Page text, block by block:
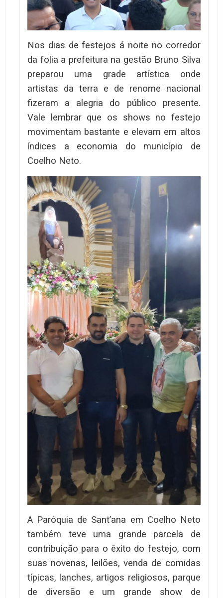
Nos dias de festejos á noite no corredor
da folia a prefeitura na gestão Bruno Silva
preparou uma grade artística onde
artistas da terra e de renome nacional
fizeram a alegria do público presente.
Vale lembrar que os shows no festejo
movimentam bastante e elevam em altos
índices a economia do município de
Coelho Neto.
A Paróquia de Sant’ana em Coelho Neto
também teve uma grande parcela de
contribuição para o êxito do festejo, com
suas novenas, leilões, venda de comidas
típicas, lanches, artigos religiosos, parque
de diversão e um grande show de